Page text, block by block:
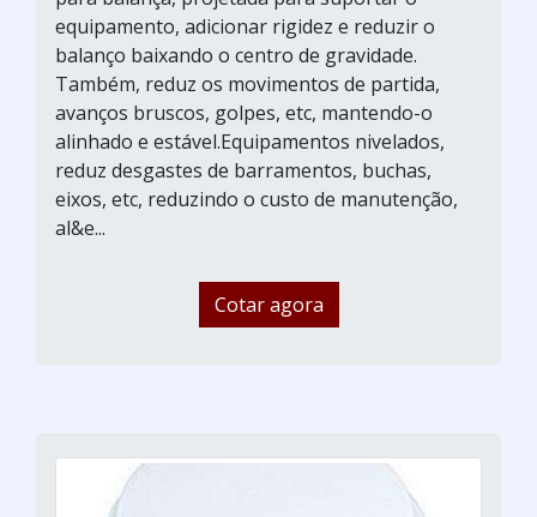
equipamento, adicionar rigidez e reduzir o
balanço baixando o centro de gravidade.
Também, reduz os movimentos de partida,
avanços bruscos, golpes, etc, mantendo-o
alinhado e estável.Equipamentos nivelados,
reduz desgastes de barramentos, buchas,
eixos, etc, reduzindo o custo de manutenção,
al&e...
Cotar agora